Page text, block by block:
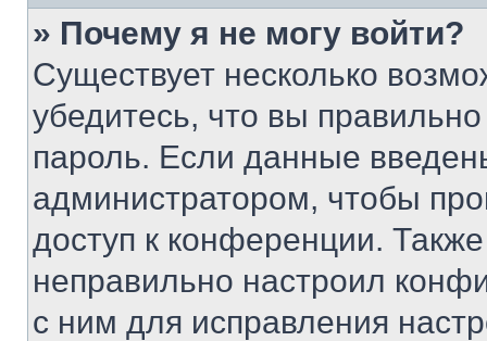
» Почему я не могу войти?
Существует несколько
убедитесь, что вы
пароль. Если данные
администратором, чтобы
доступ к конференции.
неправильно настроил
с ним для исправления